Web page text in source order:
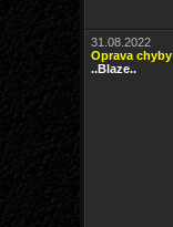
31.08.2022
Oprava chyby
..Blaze..